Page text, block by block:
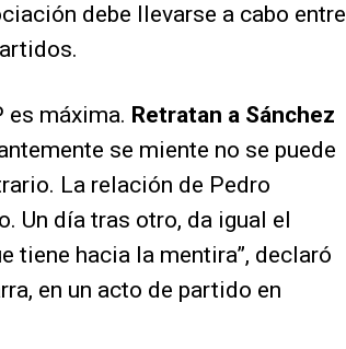
debe llevarse a cabo entre
es máxima. Retratan a Sánchez
se miente no se puede
La relación de Pedro
Un día tras otro, da igual el
tiene hacia la mentira”, declaró
en un acto de partido en